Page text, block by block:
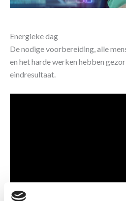
Energieke dag
De nodige voorbereiding, alle
en het harde werken hebben
eindresultaat.